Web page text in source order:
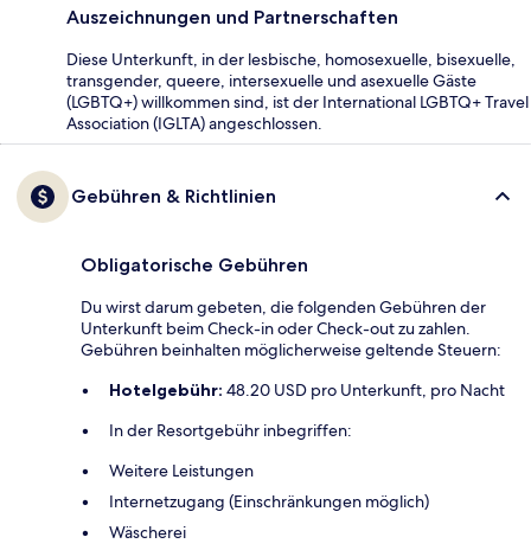
Auszeichnungen und Partnerschaften
Diese Unterkunft, in der lesbische, homosexuelle, bisexuelle,
transgender, queere, intersexuelle und asexuelle Gäste
(LGBTQ+) willkommen sind, ist der International LGBTQ+ Travel
Association (IGLTA) angeschlossen.
Gebühren & Richtlinien
Obligatorische Gebühren
Du wirst darum gebeten, die folgenden Gebühren der
Unterkunft beim Check-in oder Check-out zu zahlen.
Gebühren beinhalten möglicherweise geltende Steuern:
Hotelgebühr: 48.20 USD pro Unterkunft, pro Nacht
In der Resortgebühr inbegriffen:
Weitere Leistungen
Internetzugang (Einschränkungen möglich)
Wäscherei